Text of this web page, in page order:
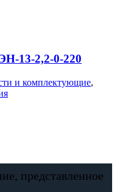
13-2,2-0-220
и комплектующие,
представленное